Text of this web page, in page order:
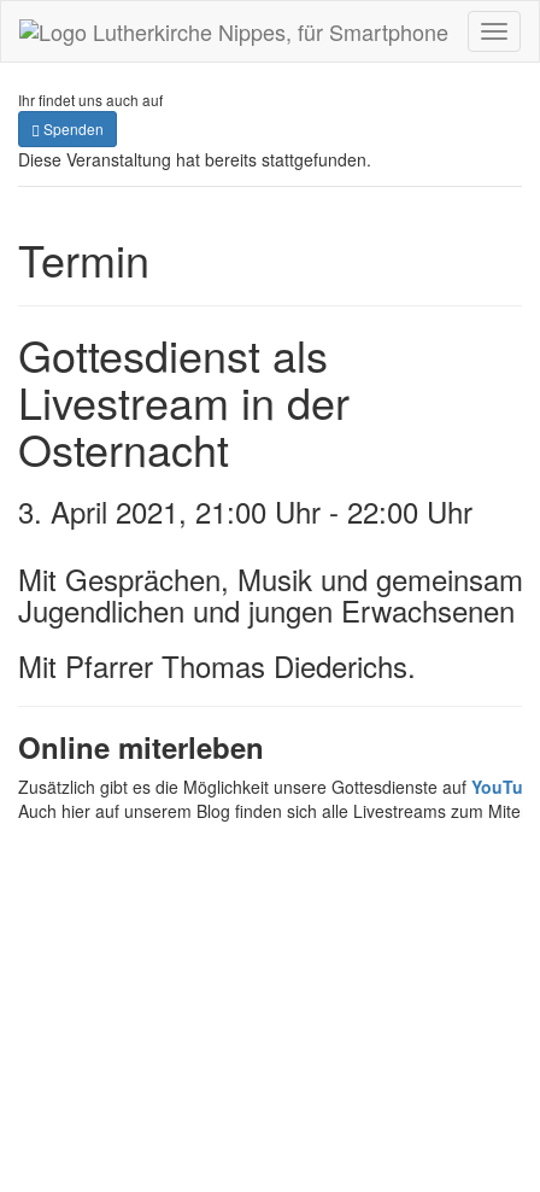
Ihr findet uns auch auf
Spenden
Diese Veranstaltung hat bereits stattgefunden.
Termin
Gottesdienst als
Livestream in der
Osternacht
3. April 2021, 21:00 Uhr - 22:00 Uhr
Mit Gesprächen, Musik und
Jugendlichen und jungen Erwachsenen
Mit Pfarrer Thomas Diederichs.
Online miterleben
Zusätzlich gibt es die Möglichkeit unsere Gottesdienste auf
Auch hier auf unserem Blog finden sich alle Livestreams zum